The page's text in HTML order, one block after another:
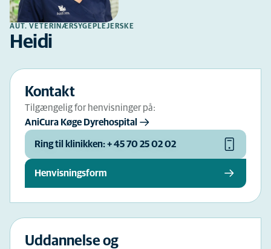
AUT. VETERINÆRSYGEPLEJERSKE
Heidi
Kontakt
Tilgængelig for henvisninger på:
AniCura Køge Dyrehospital
Ring til klinikken: + 45 70 25 02 02
Henvisningsform
Uddannelse og